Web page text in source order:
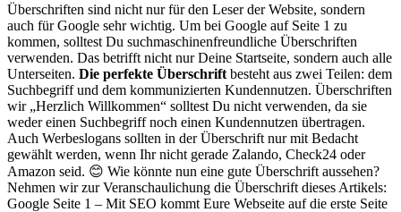
Überschriften sind nicht nur für den Leser der Website, sondern
auch für Google sehr wichtig. Um bei Google auf Seite 1 zu
kommen, solltest Du suchmaschinenfreundliche Überschriften
verwenden. Das betrifft nicht nur Deine Startseite, sondern auch alle
Unterseiten. Die perfekte Überschrift besteht aus zwei Teilen: dem
Suchbegriff und dem kommunizierten Kundennutzen. Überschriften
wir „Herzlich Willkommen“ solltest Du nicht verwenden, da sie
weder einen Suchbegriff noch einen Kundennutzen übertragen.
Auch Werbeslogans sollten in der Überschrift nur mit Bedacht
gewählt werden, wenn Ihr nicht gerade Zalando, Check24 oder
Amazon seid. 😊 Wie könnte nun eine gute Überschrift aussehen?
Nehmen wir zur Veranschaulichung die Überschrift dieses Artikels:
Google Seite 1 – Mit SEO kommt Eure Webseite auf die erste Seite